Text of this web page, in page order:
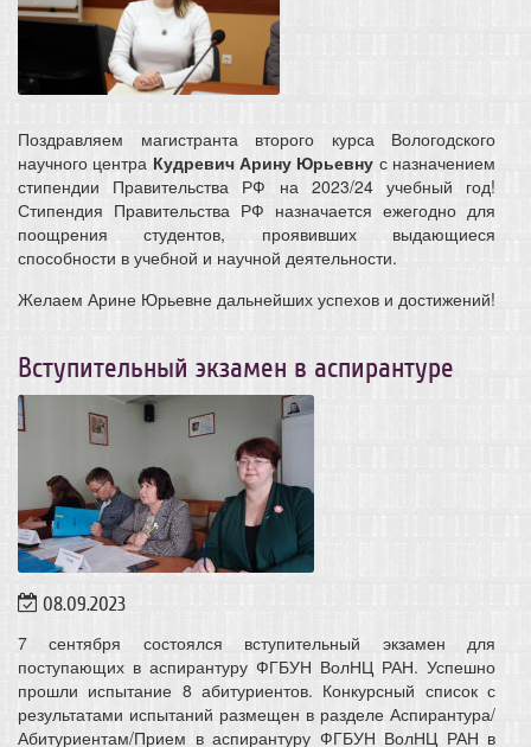
Поздравляем магистранта второго курса Вологодского
научного центра Кудревич Арину Юрьевну с назначением
стипендии Правительства РФ на 2023/24 учебный год!
Стипендия Правительства РФ назначается ежегодно для
поощрения студентов, проявивших выдающиеся
способности в учебной и научной деятельности.
Желаем Арине Юрьевне дальнейших успехов и достижений!
Вступительный экзамен в аспирантуре
08.09.2023
7 сентября состоялся вступительный экзамен для
поступающих в аспирантуру ФГБУН ВолНЦ РАН. Успешно
прошли испытание 8 абитуриентов. Конкурсный список с
результатами испытаний размещен в разделе Аспирантура/
Абитуриентам/Прием в аспирантуру ФГБУН ВолНЦ РАН в